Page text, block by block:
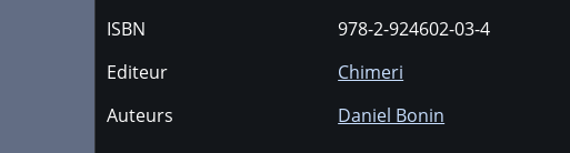
ISBN
978-2-924602-03-4
Editeur
Chimeri
Auteurs
Daniel Bonin